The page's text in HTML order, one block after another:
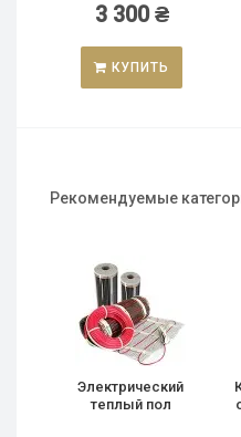
3 300 ₴
КУПИТЬ
Рекомендуемые
Электрический
теплый пол